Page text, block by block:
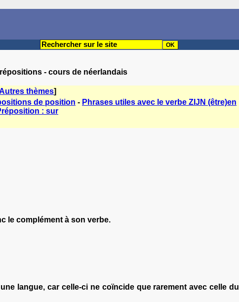
- cours de néerlandais
thèmes]
de position - Phrases utiles avec le verbe ZIJN (être)en
: sur
le complément à son verbe.
langue, car celle-ci ne coïncide que rarement avec celle du